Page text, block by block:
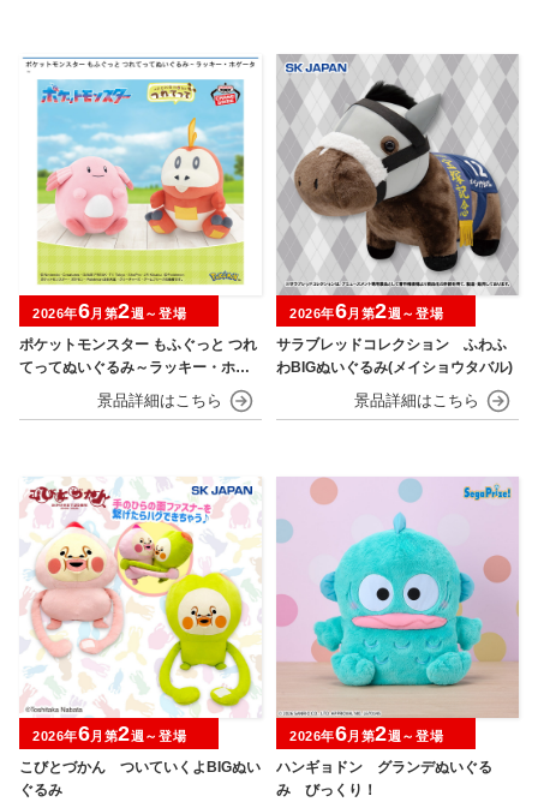
ポケットモンスター もふぐっと つれ
てってぬいぐるみ～ラッキー・ホゲ
2026年6月第2週～登場
サラブレッドコレクション ふわふ
わBIGぬいぐるみ(メイショウタバル)
2026年6月第2週～登場
こびとづかん ついていくよBIGぬい
ぐるみ
2026年6月第2週～登場
ハンギョドン グランデぬいぐる
み びっくり！
2026年6月第2週～登場